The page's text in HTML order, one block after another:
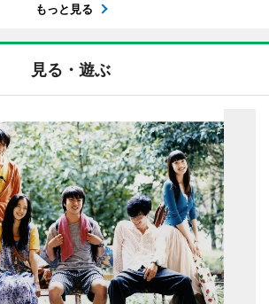
もっと見る
見る・遊ぶ